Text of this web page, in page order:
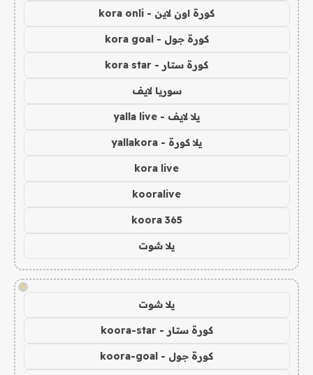
كورة اون لاين - kora onli
كورة جول - kora goal
كورة ستار - kora star
سوريا لايف
يلا لايف - yalla live
يلا كورة - yallakora
kora live
kooralive
koora 365
يلا شوت
!
يلا شوت
كورة ستار - koora-star
كورة جول - koora-goal